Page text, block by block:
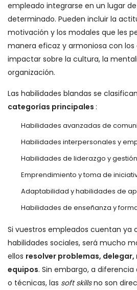
empleado integrarse en un lugar
determinado. Pueden incluir la
motivación y los modales que les
manera eficaz y armoniosa con
impactar sobre la cultura, la
organización.
Las habilidades blandas se
categorías principales :
Habilidades avanzadas de
Habilidades interpersonales y
Habilidades de liderazgo y
Emprendimiento y toma de
Adaptabilidad y habilidades de
Habilidades de enseñanza y
Si vuestros empleados cuentan ya
habilidades sociales, será mucho
ellos resolver problemas,
equipos. Sin embargo, a diferencia
o técnicas, las soft skillsno son